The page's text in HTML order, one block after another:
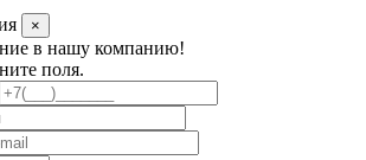
×
в нашу компанию!
поля.